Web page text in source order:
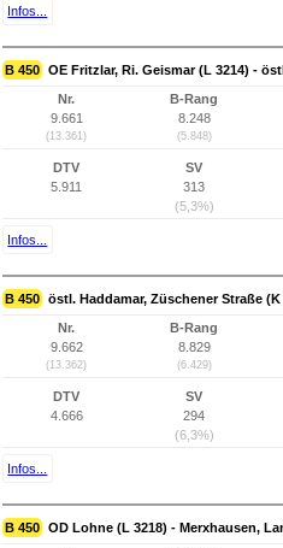
Infos...
B 450 OE Fritzlar, Ri. Geismar (L 3214) -
Nr.
9.661
(13.361)
B-Rang
8.248
(5.848)
DTV
5.911
SV
313
(5,3%)
Infos...
B 450 östl. Haddamar, Züschener Straße
Nr.
9.662
(13.362)
B-Rang
8.829
(6.429)
DTV
4.666
SV
294
(6,3%)
Infos...
B 450 OD Lohne (L 3218) - Merxhausen,